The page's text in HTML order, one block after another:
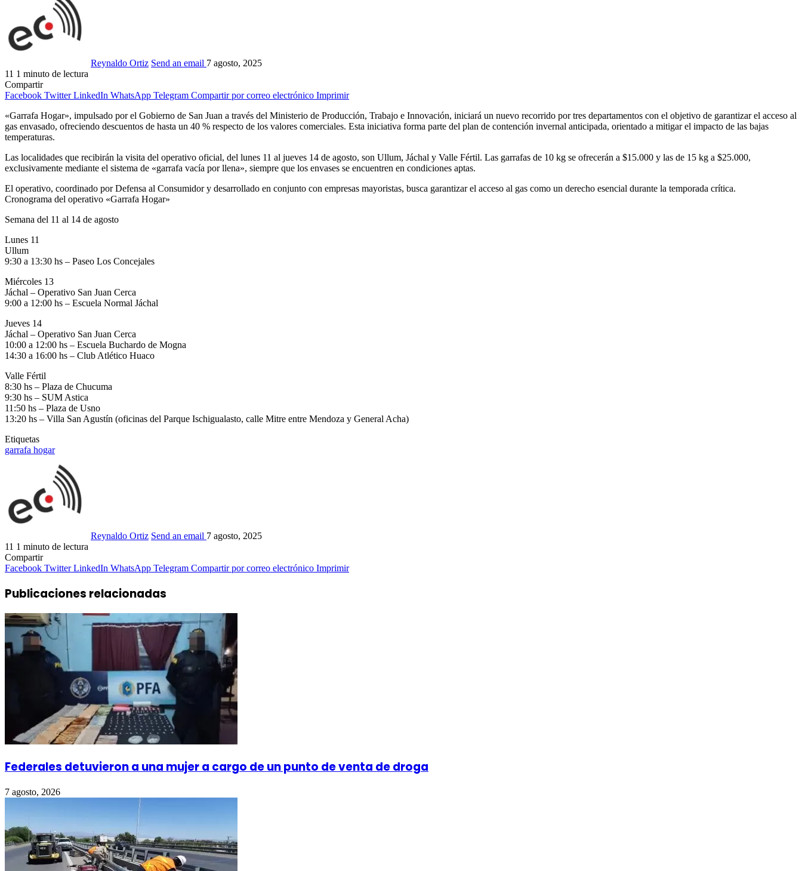
Reynaldo Ortiz Send an email 7 agosto, 2025
11 1 minuto de lectura
Compartir
Facebook Twitter LinkedIn WhatsApp Telegram Compartir por correo electrónico Imprimir
«Garrafa Hogar», impulsado por el Gobierno de San Juan a través del Ministerio de Producción, Trabajo e Innovación, iniciará un nuevo recorrido por tres departamentos con el objetivo de garantizar el acceso al
gas envasado, ofreciendo descuentos de hasta un 40 % respecto de los valores comerciales. Esta iniciativa forma parte del plan de contención invernal anticipada, orientado a mitigar el impacto de las bajas
temperaturas.
Las localidades que recibirán la visita del operativo oficial, del lunes 11 al jueves 14 de agosto, son Ullum, Jáchal y Valle Fértil. Las garrafas de 10 kg se ofrecerán a $15.000 y las de 15 kg a $25.000,
exclusivamente mediante el sistema de «garrafa vacía por llena», siempre que los envases se encuentren en condiciones aptas.
El operativo, coordinado por Defensa al Consumidor y desarrollado en conjunto con empresas mayoristas, busca garantizar el acceso al gas como un derecho esencial durante la temporada crítica.
Cronograma del operativo «Garrafa Hogar»
Semana del 11 al 14 de agosto
Lunes 11
Ullum
9:30 a 13:30 hs – Paseo Los Concejales
Miércoles 13
Jáchal – Operativo San Juan Cerca
9:00 a 12:00 hs – Escuela Normal Jáchal
Jueves 14
Jáchal – Operativo San Juan Cerca
10:00 a 12:00 hs – Escuela Buchardo de Mogna
14:30 a 16:00 hs – Club Atlético Huaco
Valle Fértil
8:30 hs – Plaza de Chucuma
9:30 hs – SUM Astica
11:50 hs – Plaza de Usno
13:20 hs – Villa San Agustín (oficinas del Parque Ischigualasto, calle Mitre entre Mendoza y General Acha)
Etiquetas
garrafa hogar
Reynaldo Ortiz Send an email 7 agosto, 2025
11 1 minuto de lectura
Compartir
Facebook Twitter LinkedIn WhatsApp Telegram Compartir por correo electrónico Imprimir
Publicaciones relacionadas
Federales detuvieron a una mujer a cargo de un punto de venta de droga
7 agosto, 2026